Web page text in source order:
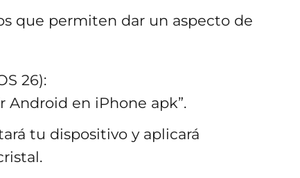
que permiten dar un aspecto de
26):
Android en iPhone apk”.
tu dispositivo y aplicará